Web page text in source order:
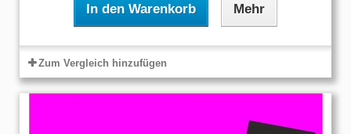
In den Warenkorb Mehr
Zum Vergleich hinzufügen